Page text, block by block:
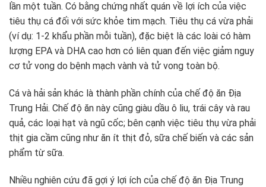
lần một tuần. Có bằng chứng nhất quán về lợi ích của việc
tiêu thụ cá đối với sức khỏe tim mạch. Tiêu thụ cá vừa phải
(ví dụ: 1-2 khẩu phần mỗi tuần), đặc biệt là các loài có hàm
lượng EPA và DHA cao hơn có liên quan đến việc giảm nguy
cơ tử vong do bệnh mạch vành và tử vong toàn bộ.
Cá và hải sản khác là thành phần chính của chế độ ăn Địa
Trung Hải. Chế độ ăn này cũng giàu dầu ô liu, trái cây và rau
quả, các loại hạt và ngũ cốc; bên cạnh việc tiêu thụ vừa phải
thịt gia cầm cũng như ăn ít thịt đỏ, sữa chế biến và các sản
phẩm từ sữa.
Nhiều nghiên cứu đã gợi ý lợi ích của chế độ ăn Địa Trung